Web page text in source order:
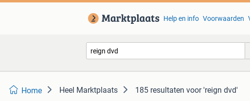
Help en info Voorwaarden
Home Heel Marktplaats 185 resultaten voor 'reign dvd'